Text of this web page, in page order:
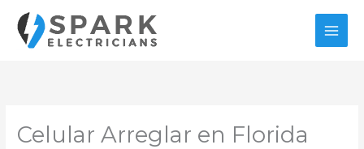
contenido
Celular Arreglar en Florida